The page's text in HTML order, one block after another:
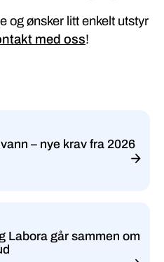
og ønsker litt enkelt utstyr
med oss!
– nye krav fra 2026
Labora går sammen om